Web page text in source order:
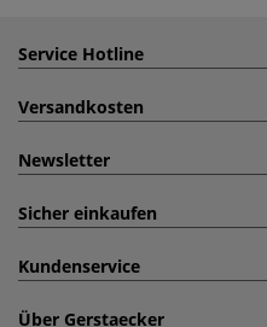
Service Hotline
Versandkosten
Newsletter
Sicher einkaufen
Kundenservice
Über Gerstaecker